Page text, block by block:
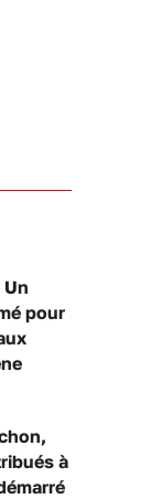
Un
pour
à